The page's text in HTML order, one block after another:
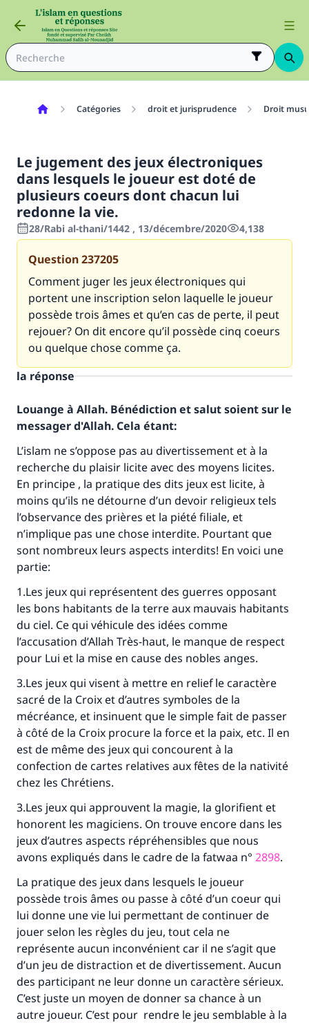
Catégories droit et jurisprudence Droit
Le jugement des jeux électroniques
dans lesquels le joueur est doté de
plusieurs coeurs dont chacun lui
redonne la vie.
28/Rabi al-thani/1442 , 13/décembre/2020 4,138
Question237205
Comment juger les jeux électroniques qui
portent une inscription selon laquelle le joueur
possède trois âmes et qu’en cas de perte, il peut
rejouer? On dit encore qu’il possède cinq coeurs
ou quelque chose comme ça.
la réponse
Louange à Allah. Bénédiction et salut soient sur le
messager d'Allah. Cela étant:
L’islam ne s’oppose pas au divertissement et à la
recherche du plaisir licite avec des moyens licites.
En principe , la pratique des dits jeux est licite, à
moins qu’ils ne détourne d’un devoir religieux tels
l’observance des prières et la piété filiale, et
n’implique pas une chose interdite. Pourtant que
sont nombreux leurs aspects interdits! En voici une
partie:
1.Les jeux qui représentent des guerres opposant
les bons habitants de la terre aux mauvais habitants
du ciel. Ce qui véhicule des idées comme
l’accusation d’Allah Très-haut, le manque de respect
pour Lui et la mise en cause des nobles anges.
3.Les jeux qui visent à mettre en relief le caractère
sacré de la Croix et d’autres symboles de la
mécréance, et insinuent que le simple fait de passer
à côté de la Croix procure la force et la paix, etc. Il en
est de même des jeux qui concourent à la
confection de cartes relatives aux fêtes de la nativité
chez les Chrétiens.
3.Les jeux qui approuvent la magie, la glorifient et
honorent les magiciens. On trouve encore dans les
jeux d’autres aspects répréhensibles que nous
avons expliqués dans le cadre de la fatwaa n° 2898.
La pratique des jeux dans lesquels le joueur
possède trois âmes ou passe à côté d’un coeur qui
lui donne une vie lui permettant de continuer de
jouer selon les règles du jeu, tout cela ne
représente aucun inconvénient car il ne s’agit que
d’un jeu de distraction et de divertissement. Aucun
des participant ne leur donne un caractère sérieux.
C’est juste un moyen de donner sa chance à un
autre joueur. C’est pour rendre le jeu semblable à la
Faites une différence dans la vie de